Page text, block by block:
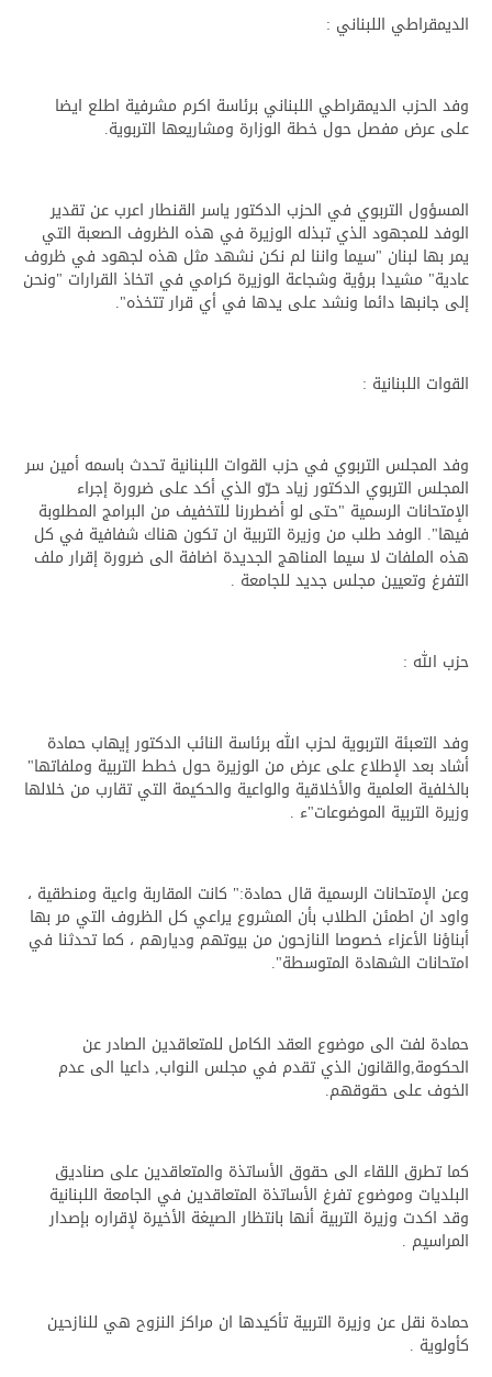
الديمقراطي اللبناني :
وفد الحزب الديمقراطي اللبناني برئاسة اكرم مشرفية اطلع ايضا
على عرض مفصل حول خطة الوزارة ومشاريعها التربوية.
المسؤول التربوي في الحزب الدكتور ياسر القنطار اعرب عن تقدير
الوفد للمجهود الذي تبذله الوزيرة في هذه الظروف الصعبة التي
يمر بها لبنان "سيما واننا لم نكن نشهد مثل هذه لجهود في ظروف
عادية" مشيدا برؤية وشجاعة الوزيرة كرامي في اتخاذ القرارات "ونحن
إلى جانبها دائما ونشد على يدها في أي قرار تتخذه".
القوات اللبنانية :
وفد المجلس التربوي في حزب القوات اللبنانية تحدث باسمه أمين سر
المجلس التربوي الدكتور زياد حرّو الذي أكد على ضرورة إجراء
الإمتحانات الرسمية "حتى لو أضطررنا للتخفيف من البرامج المطلوبة
فيها". الوفد طلب من وزيرة التربية ان تكون هناك شفافية في كل
هذه الملفات لا سيما المناهج الجديدة اضافة الى ضرورة إقرار ملف
التفرغ وتعيين مجلس جديد للجامعة .
حزب الله :
وفد التعبئة التربوية لحزب الله برئاسة النائب الدكتور إيهاب حمادة
أشاد بعد الإطلاع على عرض من الوزيرة حول خطط التربية وملفاتها"
بالخلفية العلمية والأخلاقية والواعية والحكيمة التي تقارب من خلالها
وزيرة التربية الموضوعات"ء .
وعن الإمتحانات الرسمية قال حمادة:" كانت المقاربة واعية ومنطقية ،
واود ان اطمئن الطلاب بأن المشروع يراعي كل الظروف التي مر بها
أبناؤنا الأعزاء خصوصا النازحون من بيوتهم وديارهم ، كما تحدثنا في
امتحانات الشهادة المتوسطة".
حمادة لفت الى موضوع العقد الكامل للمتعاقدين الصادر عن
الحكومة,والقانون الذي تقدم في مجلس النواب, داعيا الى عدم
الخوف على حقوقهم.
كما تطرق اللقاء الى حقوق الأساتذة والمتعاقدين على صناديق
البلديات وموضوع تفرغ الأساتذة المتعاقدين في الجامعة اللبنانية
وقد اكدت وزيرة التربية أنها بانتظار الصيغة الأخيرة لإقراره بإصدار
المراسيم .
حمادة نقل عن وزيرة التربية تأكيدها ان مراكز النزوح هي للنازحين
كأولوية .